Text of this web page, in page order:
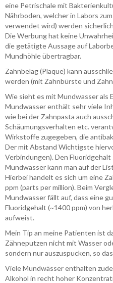
eine Petrischale mit
Nährboden, welcher in Labors
verwendet wird) werden
Die Werbung hat keine
die getätigte Aussage auf
Mundhöhle übertragbar.
Zahnbelag (Plaque) kann
werden (mit Zahnbürste und
Wie sieht es mit Mundwasser als
Mundwasser enthält sehr viele
wie bei der Zahnpasta auch
Schäumungsverhalten etc.
Wirkstoffe zugegeben, die
Der mit Abstand Wichtigste
Verbindungen). Den
Mundwasser kann man auf der
Hierbei handelt es sich um eine
ppm (parts per million). Beim
Mundwasser fällt auf, dass eine
Fluoridgehalt (~1400 ppm) von
aufweist.
Mein Tip an meine Patienten ist
Zähneputzen nicht mit Wasser
sondern nur auszuspucken, so
Viele Mundwässer enthalten
Alkohol in recht hoher